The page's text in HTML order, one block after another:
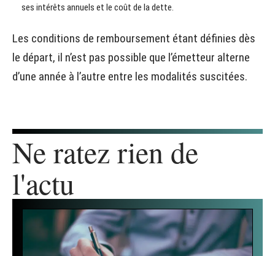
ses intérêts annuels et le coût de la dette.
Les conditions de remboursement étant définies dès
le départ, il n’est pas possible que l’émetteur alterne
d’une année à l’autre entre les modalités suscitées.
Ne ratez rien de
l'actu